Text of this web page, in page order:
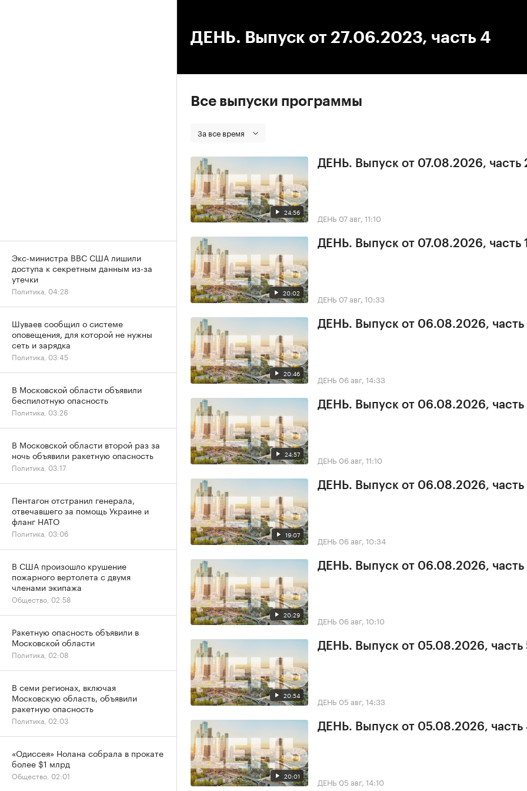
ДЕНЬ. Выпуск от 27.06.2023, часть 4
Все выпуски программы
За все время
24:56
ДЕНЬ. Выпуск от 07.08.2026, часть
ДЕНЬ 07 авг, 11:10
20:02
ДЕНЬ. Выпуск от 07.08.2026, часть 1
ДЕНЬ 07 авг, 10:33
20:46
ДЕНЬ. Выпуск от 06.08.2026, часть
ДЕНЬ 06 авг, 14:33
24:57
ДЕНЬ. Выпуск от 06.08.2026, часть
ДЕНЬ 06 авг, 11:10
19:07
ДЕНЬ. Выпуск от 06.08.2026, часть
ДЕНЬ 06 авг, 10:34
20:29
ДЕНЬ. Выпуск от 06.08.2026, часть
ДЕНЬ 06 авг, 10:10
20:54
ДЕНЬ. Выпуск от 05.08.2026, часть
ДЕНЬ 05 авг, 14:33
20:01
ДЕНЬ. Выпуск от 05.08.2026, часть
ДЕНЬ 05 авг, 14:10
Экс-министра ВВС США лишили
доступа к секретным данным из-за
утечки
Политика, 04:28
Шуваев сообщил о системе
оповещения, для которой не нужны
сеть и зарядка
Политика, 03:45
В Московской области объявили
беспилотную опасность
Политика, 03:26
В Московской области второй раз за
ночь объявили ракетную опасность
Политика, 03:17
Пентагон отстранил генерала,
отвечавшего за помощь Украине и
фланг НАТО
Политика, 03:06
В США произошло крушение
пожарного вертолета с двумя
членами экипажа
Общество, 02:58
Ракетную опасность объявили в
Московской области
Политика, 02:08
В семи регионах, включая
Московскую область, объявили
ракетную опасность
Политика, 02:03
«Одиссея» Нолана собрала в прокате
более $1 млрд
Общество, 02:01